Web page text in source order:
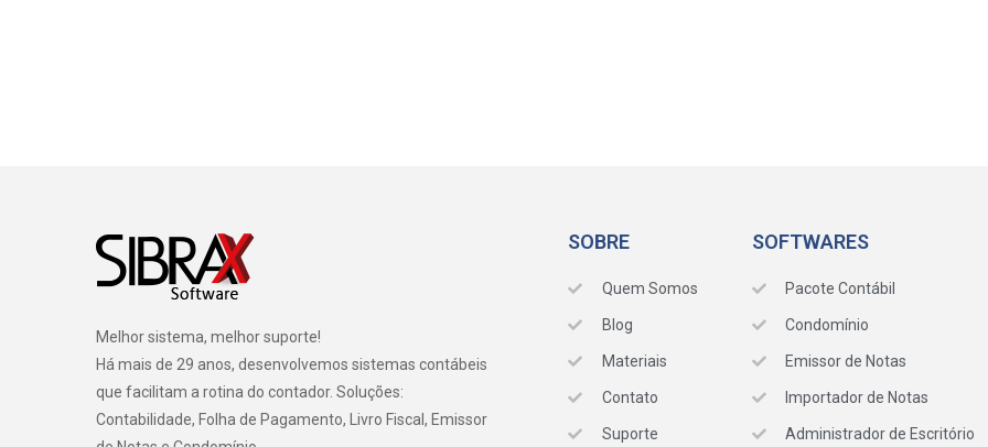
Melhor sistema, melhor suporte!
Há mais de 29 anos, desenvolvemos sistemas contábeis
que facilitam a rotina do contador. Soluções:
Contabilidade, Folha de Pagamento, Livro Fiscal, Emissor
SOBRE
Quem Somos
Blog
Materiais
Contato
Suporte
SOFTWARES
Pacote Contábil
Condomínio
Emissor de Notas
Importador de Notas
Administrador de Escritório